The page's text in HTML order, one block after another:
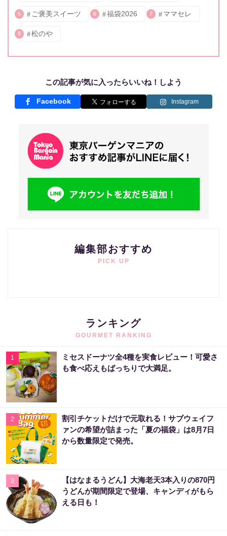
5 ご褒美スイーツ 6 福袋2026 7 ママセレ
8 松のや
この記事が気に入ったらいいね！しよう
Facebook Instagram
編集部おすすめ
PICK UP
ランキング
GOURMET RANKING
1
ミセスドーナツ全4種を実食レビュー！可愛さ
も食べ応えもばっちりで大満足。
2
割引チケットだけで元取れる！サブウェイフ
ァンの希望が詰まった「夏の福袋」は8月7日
から数量限定で発売。
3
【はなまるうどん】大海老天3本入りの870円
うどんが期間限定で登場、キャンディがもら
える日も！